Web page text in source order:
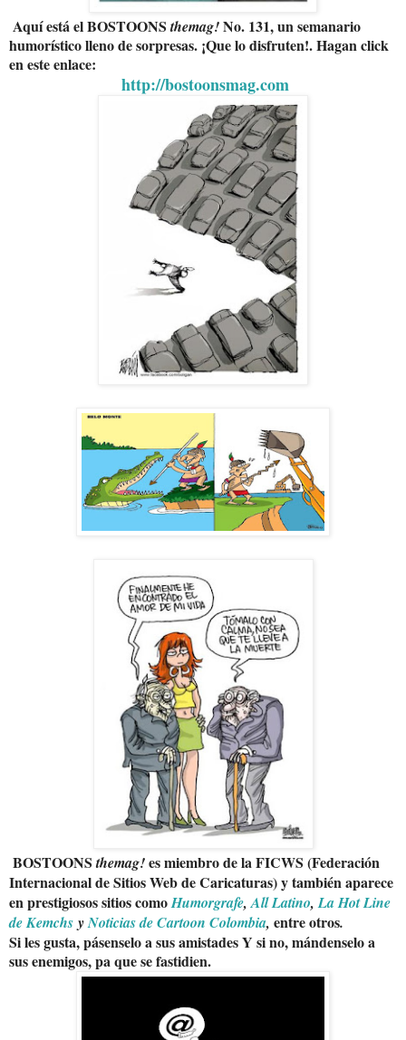
Aquí está el BOSTOONSthemag!No. 131, un semanario
humorístico lleno de sorpresas. ¡Que lo disfruten!. Hagan click
en este enlace:
http://bostoonsmag.com
BOSTOONSthemag!es miembro de la FICWS (Federación
Internacional de Sitios Web de Caricaturas) y también aparece
en prestigiosos sitios comoHumorgrafe,All Latino,La Hot Line
de Kemchs yNoticias de Cartoon Colombia, entre otros.
Si les gusta, pásenselo a sus amistades Y si no, mándenselo a
sus enemigos, pa que se fastidien.